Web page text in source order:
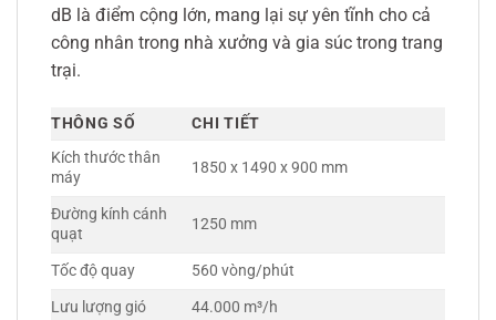
dB là điểm cộng lớn, mang lại sự yên tĩnh cho cả
công nhân trong nhà xưởng và gia súc trong trang
trại.
THÔNG SỐ
CHI TIẾT
Kích thước thân
máy
1850 x 1490 x 900 mm
Đường kính cánh
quạt
1250 mm
Tốc độ quay
560 vòng/phút
Lưu lượng gió
44.000 m³/h